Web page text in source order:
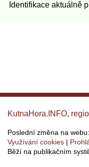
Identifikace aktuálně
KutnaHora.INFO,
Poslední změna na
Využívání cookies
Běží na publikačním